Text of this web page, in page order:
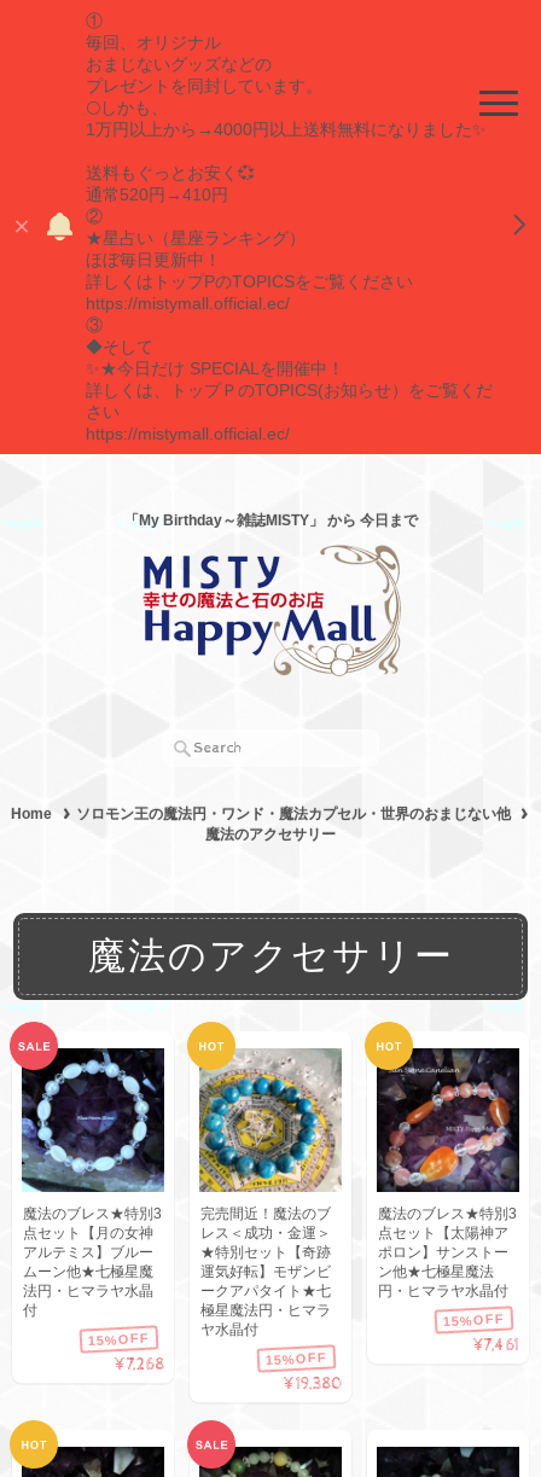
①
毎回、オリジナル
おまじないグッズなどの
プレゼントを同封しています。
🌕しかも、
1万円以上から→4000円以上送料無料になりました✨
送料もぐっとお安く💞
通常520円→410円
②
★星占い（星座ランキング）
ほぼ毎日更新中！
詳しくはトップPのTOPICSをご覧ください
https://mistymall.official.ec/
③
◆そして
✨★今日だけ SPECIALを開催中！
詳しくは、トップＰのTOPICS(お知らせ）をご覧くだ
さい
https://mistymall.official.ec/
「My Birthday～雑誌MISTY」 から 今日まで
Home
ソロモン王の魔法円・ワンド・魔法カプセル・世界のおまじない他
魔法のアクセサリー
魔法のアクセサリー
魔法のブレス★特別3
点セット【月の女神
アルテミス】ブルー
ムーン他★七極星魔
法円・ヒマラヤ水晶
付
15%OFF
¥7,268
完売間近！魔法のブ
レス＜成功・金運＞
★特別セット【奇跡
運気好転】モザンビ
ークアパタイト★七
極星魔法円・ヒマラ
ヤ水晶付
15%OFF
¥19,380
魔法のブレス★特別3
点セット【太陽神ア
ポロン】サンストー
ン他★七極星魔法
円・ヒマラヤ水晶付
15%OFF
¥7,461